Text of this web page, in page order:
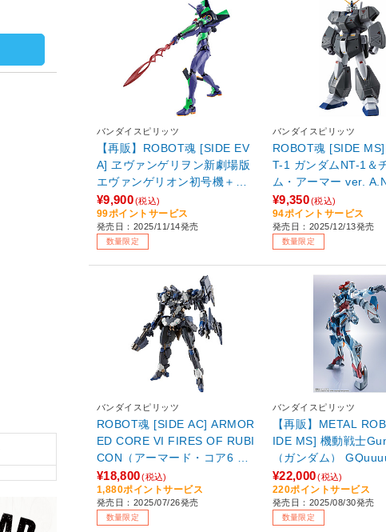
バンダイスピリッツ
【再販】ROBOT魂 [SIDE EV
A] ヱヴァンゲリヲン新劇場版
エヴァンゲリオン初号機＋カ
シウスの槍（リニューアルカ
ラーエディション） 【sof00
1】
¥9,900(税込)
99ポイントサービス
発売日：2025/11/14発売
数量限定
バンダイスピリッツ
ROBOT魂 [SIDE
T-1 ガンダムNT-1＆
ム・アーマー ver.
【sof001】
¥9,350(税込)
94ポイントサービス
発売日：2025/12/13発売
数量限定
バンダイスピリッツ
ROBOT魂 [SIDE AC] ARMOR
ED CORE VI FIRES OF RUBI
CON（アーマード・コア6 フ
ァイアーズオブルビコン） EL
-PC-00 ALBA STEEL HAZE O
RTUS / Rusty 【sof001】
¥18,800(税込)
1,880ポイントサービス
発売日：2025/07/26発売
数量限定
バンダイスピリッツ
【再販】METAL
IDE MS] 機動戦士
（ガンダム）
（ジークアクス） 【
¥22,000(税込)
220ポイントサービス
発売日：2025/08/30発売
数量限定